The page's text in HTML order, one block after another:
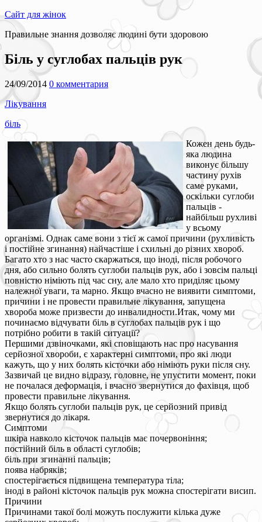
Сайт для жінок
Правильне знання дозволяє людині бути здоровою
Біль у суглобах пальців рук
24/09/2014 0 комментария
Лікування
біль
Кожен день будь-
яка людина
виконує більшу
частину рухів
саме руками,
оскільки суглоби
пальців -
найбільш рухливі
у всьому
організмі. Однак саме вони з тієї ж самої причини (рухливість
і постійне згинання) найчастіше і схильні до різних хвороб.
Багато хто з нас часто скаржаться, що іноді, після робочого
дня, або сильно болять суглоби пальців рук, або і зовсім пальці
повністю німіють під час сну, але мало хто приділяє цьому
належної уваги, та марно. Якщо вчасно не виявити симптоми,
причини і не провести правильне лікування, запущена
хвороба може призвести до инвалидности.Итак, чому ми
починаємо відчувати біль в суглобах пальців рук і що
потрібно робити в такій ситуації?
Першими дзвіночками, які сповіщають нас про насування
серйозної хвороби, є характерні симптоми, про які люди
кажуть, що у них болять кісточки або німіють руки після сну.
Зазвичай це видно відразу, головне, не упустити момент, поки
не почалася деформація, і вчасно звернутися до фахівця, щоб
провести правильне лікування.
Якщо болять суглоби пальців рук, це серйозний привід
звернутися до лікаря.
Симптоми
шкіра навколо кісточок пальців має почервоніння;
постійний біль в області суглобів;
біль при згинанні пальців;
поява набряків;
спостерігається підвищена температура тіла;
іноді в районі кісточок пальців рук можна спостерігати висип.
Причини
Причинами такої болі можуть послужити кілька дуже